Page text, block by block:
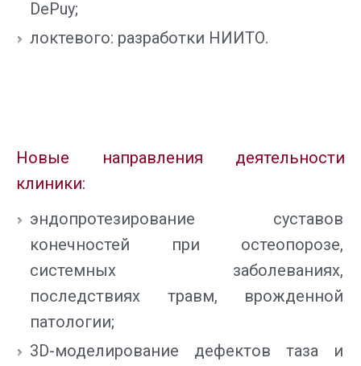
DePuy;
локтевого: разработки НИИТО.
Новые направления деятельности
клиники:
эндопротезирование суставов
конечностей при остеопорозе,
системных заболеваниях,
последствиях травм, врожденной
патологии;
3D-моделирование дефектов таза и